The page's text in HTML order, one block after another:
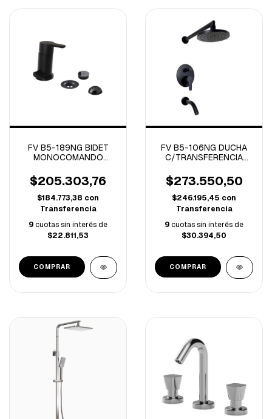
FV B5-189NG BIDET
MONOCOMANDO
$205.303,76
$184.773,38 con
Transferencia
9cuotas sin interés de
$22.811,53
FV B5-106NG DUCHA
C/TRANSFERENCIA
PUELO NEGRO
$273.550,50
$246.195,45 con
Transferencia
9cuotas sin interés de
$30.394,50